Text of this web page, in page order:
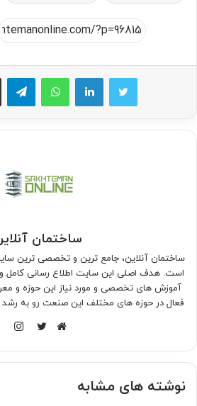
واتس آپ
ساختمان
ساختمان آنلاین، جامع ترین و تخصصی ترین
است. هدف اصلی این سایت اطلاع رسانی کامل و
آموزش های تخصصی و مورد نیاز این حوزه و
فعال در حوزه های مختلف این صنعت رو به
نوشته های مشابه